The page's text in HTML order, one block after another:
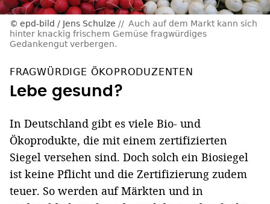
epd-bild / Jens Schulze
Auch auf dem Markt kann sich
hinter knackig frischem Gemüse fragwürdiges
Gedankengut verbergen.
FRAGWÜRDIGE ÖKOPRODUZENTEN
Lebe gesund?
In Deutschland gibt es viele Bio- und
Ökoprodukte, die mit einem zertifizierten
Siegel versehen sind. Doch solch ein Biosiegel
ist keine Pflicht und die Zertifizierung zudem
teuer. So werden auf Märkten und in